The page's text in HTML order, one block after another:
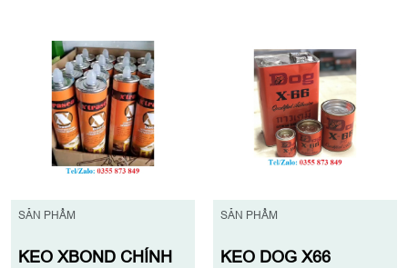
SẢN PHẨM
KEO XBOND CHÍNH
SẢN PHẨM
KEO DOG X66